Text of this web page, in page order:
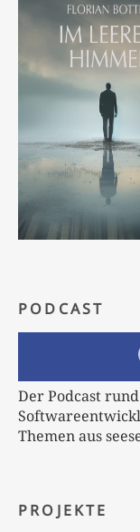
PODCAST
Der Podcast
Themen aus
PROJEKTE